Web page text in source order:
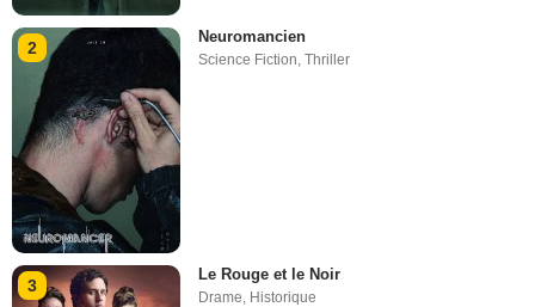
2
Neuromancien
Science Fiction,Thriller
3
Le Rouge et le Noir
Drame Historique